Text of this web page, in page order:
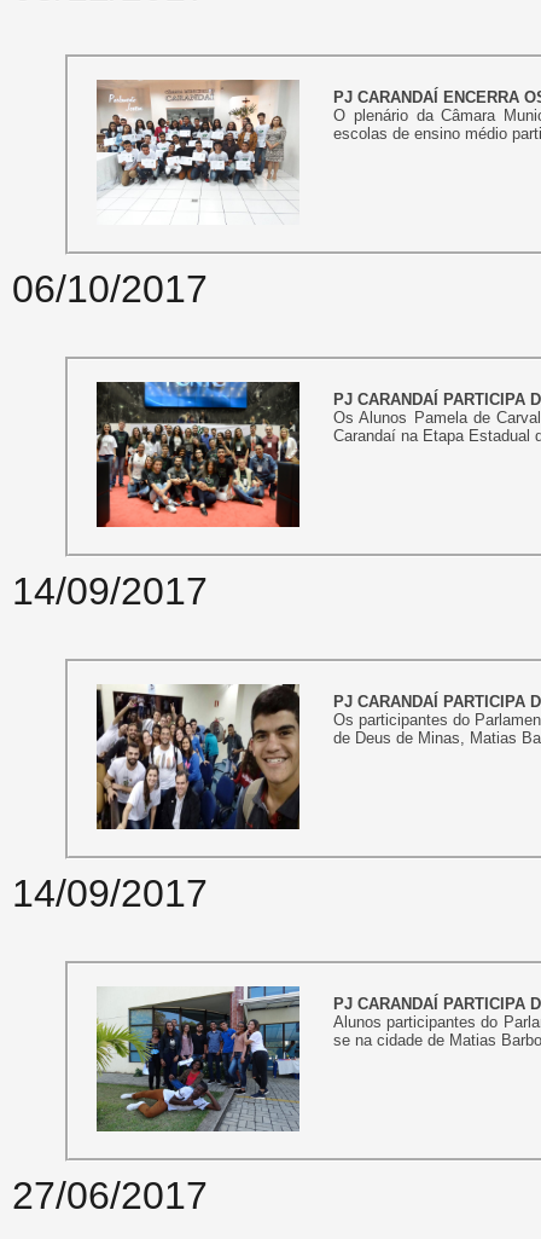
PJ CARANDAÍ ENCERRA
O plenário da Câmara
escolas de ensino médio
06/10/2017
PJ CARANDAÍ PARTICIPA
Os Alunos Pamela de
Carandaí na Etapa Estadual
14/09/2017
PJ CARANDAÍ PARTICIPA
Os participantes do
de Deus de Minas, Matias
14/09/2017
PJ CARANDAÍ PARTICIPA
Alunos participantes do
se na cidade de Matias
27/06/2017